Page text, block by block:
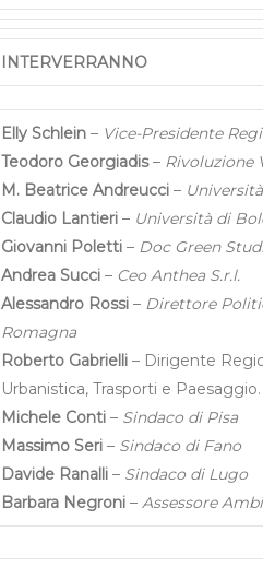
INTERVERRANNO
Elly Schlein – Vice-Presidente
Teodoro Georgiadis– Rivoluzione
M. Beatrice Andreucci –
Claudio Lantieri – Università di
Giovanni Poletti – Doc Green
Andrea Succi – Ceo Anthea S.r.l.
Alessandro Rossi – Direttore
Romagna
Roberto Gabrielli – Dirigente
Urbanistica, Trasporti e Paesaggio.
Michele Conti – Sindaco di Pisa
Massimo Seri – Sindaco di Fano
Davide Ranalli – Sindaco di Lugo
Barbara Negroni – Assessore